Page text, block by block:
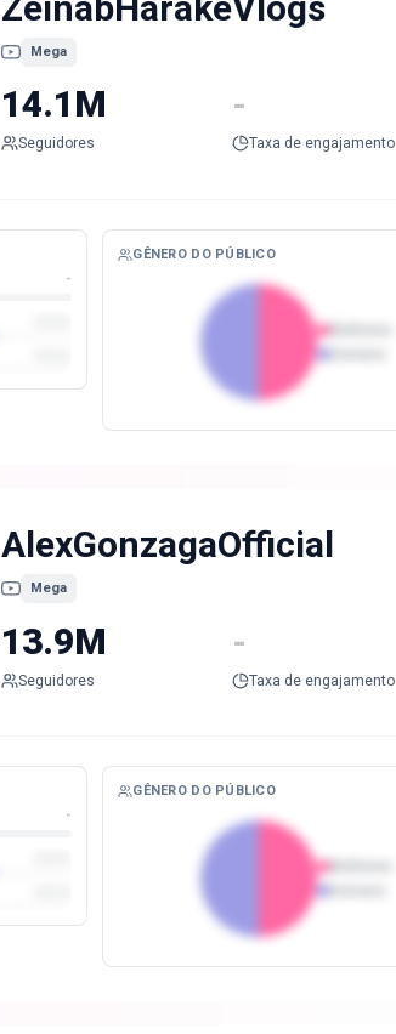
Mega
14.1M
Seguidores
-
Taxa de engajamento
-
GÊNERO DO PÚBLICO
AlexGonzagaOfficial
Mega
13.9M
Seguidores
-
Taxa de engajamento
-
GÊNERO DO PÚBLICO